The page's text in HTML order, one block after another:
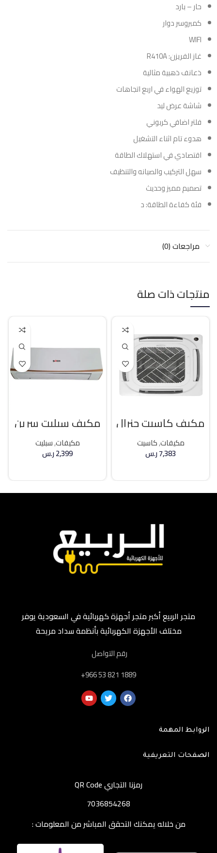
حار – بارد
كمبروسر دوار
WIFI
غاز الفريزن: R410A
ذعانف ذهبية مثالية
توزيع الهواء في اربع اتجاهات
شاشة عرض ليد
فلتر اضافي كربوني
هدوء تام اثناء التشغيل
اقتصادي في استهلاك الطاقة
سهل التركيب والصيانه والتنظيف
تصميم مميز وحديث
فئة كفاءة الطاقة: د
مراجعات (0)
منتجات ذات صلة
مكيف كاسيت جنرال
كلاس 36000 وحدهحار / بارد
مكيفات,كاسيت
7,383ر.س
مكيف سبليت سرين
21400 وحده بارد
مكيفات,سبليت
2,399ر.س
متجر الربيع أكبر متجر أجهزة كهربائية في السعودية يوفر
مختلف الأجهزة الكهربائية بأنظمة سداد مريحة
رقم التواصل
‎+966 53 821 1889
الروابط المهمة
الصفحات التعريفية
رمزنا التجاري QR Code
7036854268
من خلاله يمكنك التحقق المباشر من المعلومات :